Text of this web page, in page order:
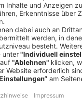
für
eingehalten hat.
53117 Bonn
der oben